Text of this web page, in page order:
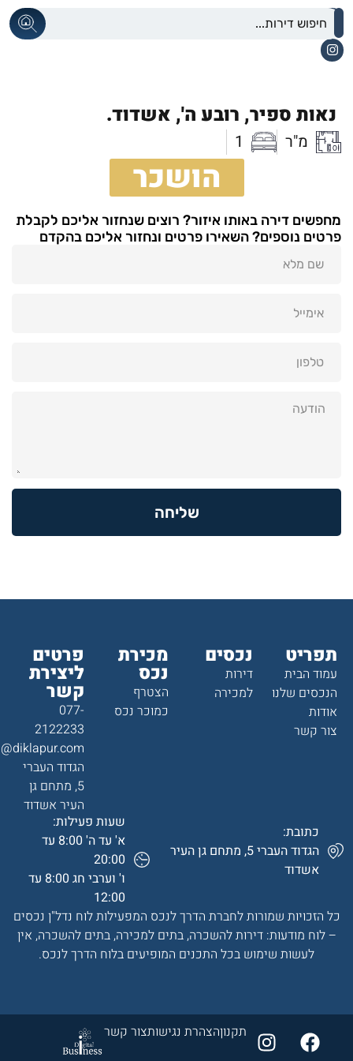
נאות ספיר, רובע ה', אשדוד.
מ"ר 1
הושכר
מחפשים דירה באותו איזור? רוצים שנחזור אליכם לקבלת
פרטים נוספים? השאירו פרטים ונחזור אליכם בהקדם
שליחה
תפריט
עמוד הבית
הנכסים שלנו
אודות
צור קשר
נכסים
דירות
למכירה
מכירת
נכס
הצטרף
כמוכר נכס
פרטים
ליצירת
קשר
077-
2122233
הגדוד העברי
5, מתחם גן
העיר אשדוד
כתובת:
הגדוד העברי 5, מתחם גן העיר
אשדוד
שעות פעילות:
א' עד ה' 8:00 עד
20:00
ו' וערבי חג 8:00 עד
12:00
כל הזכויות שמורות לחברת הדרך לנכס המפעילות לוח נדל"ן נכסים
– לוח מודעות: דירות להשכרה, בתים למכירה, בתים להשכרה, אין
לעשות שימוש בכל התכנים המופיעים בלוח הדרך לנכס.
תקנוןהצהרת נגישותצור קשר